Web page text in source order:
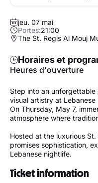
jeu. 07 mai
Portes:21:00
The St. Regis Al Mouj
Horaires et
Heures d'ouverture
Step into an
visual artistry at
On Thursday, May 7,
atmosphere where
Hosted at the luxurious
promises sophistication,
Lebanese nightlife.
Ticket information